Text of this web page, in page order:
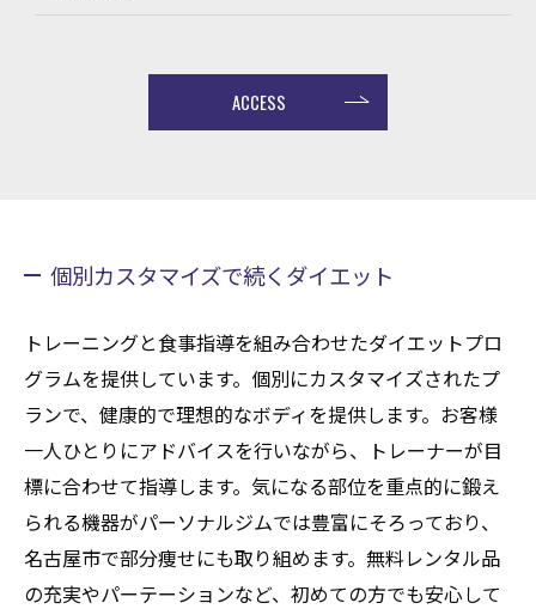
ACCESS
個別カスタマイズで続くダイエット
トレーニングと食事指導を組み合わせたダイエットプロ
グラムを提供しています。個別にカスタマイズされたプ
ランで、健康的で理想的なボディを提供します。お客様
一人ひとりにアドバイスを行いながら、トレーナーが目
標に合わせて指導します。気になる部位を重点的に鍛え
られる機器がパーソナルジムでは豊富にそろっており、
名古屋市で部分痩せにも取り組めます。無料レンタル品
の充実やパーテーションなど、初めての方でも安心して